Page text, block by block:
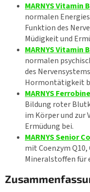
MARNYS Vitamin
normalen
Funktion des
Müdigkeit und
MARNYS Vitamin
normalen
des
Hormontätigkeit
MARNYS
Bildung roter
im Körper und zur
Ermüdung bei.
MARNYS Senior
mit Coenzym
Mineralstoffen für